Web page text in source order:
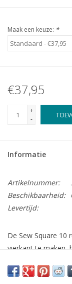
Maak een keuze: *
€37,95
+
-
Informatie
Artikelnummer:
Beschikbaarheid:
Levertijd:
De Sew Square 10
vierkant te maken,
Sew Square 10©